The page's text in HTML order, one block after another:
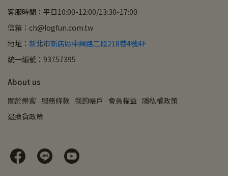
客服時間：平日10:00-12:00/13:30-17:00
信箱：ch@logfun.com.tw
地址： 新北市新店區中興路二段218巷4號4F
統一編號：93757395
About us
關於樂客 服務條款 我的帳戶 會員權益 隱私權政策
退換貨政策